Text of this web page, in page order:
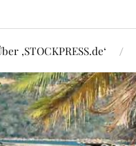
‚STOCKPRESS.de‘